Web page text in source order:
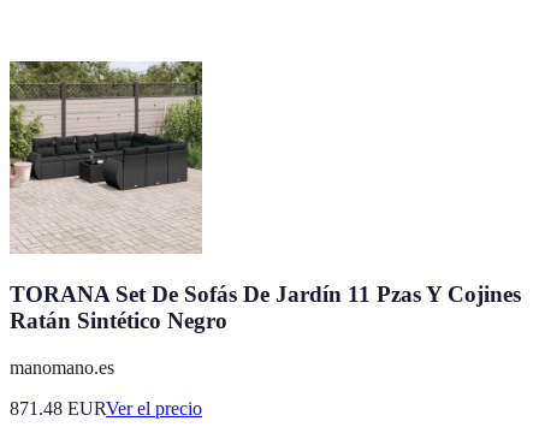
TORANA Set De Sofás De Jardín 11 Pzas Y Cojines
Ratán Sintético Negro
manomano.es
871.48 EURVer el precio